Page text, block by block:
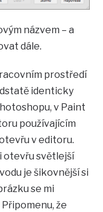
názvem – a
dále.
prostředí
identicky
v Paint
používajícím
v editoru.
otevřu světlejší
je šikovnější si
se mi
že